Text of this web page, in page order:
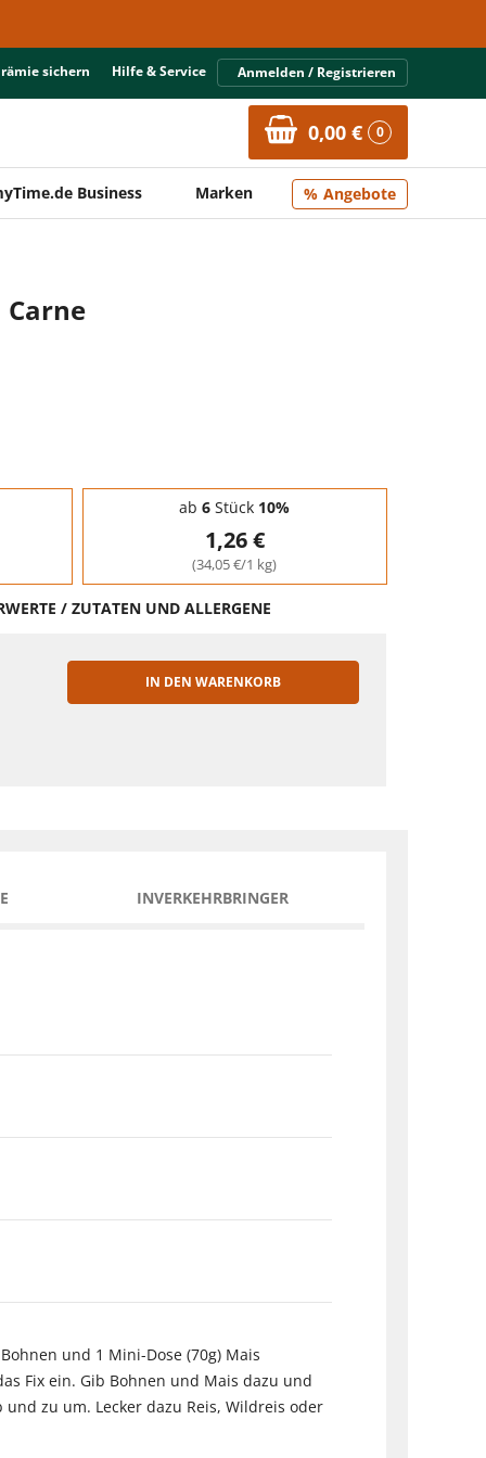
sichern Hilfe & Service Anmelden / Registrieren
0,00 € 0
Business Marken Angebote
Carne
ab 6 Stück 10%
1,26 €
(34,05 €/1 kg)
/ ZUTATEN UND ALLERGENE
IN DEN WARENKORB
INVERKEHRBRINGER
und 1 Mini-Dose (70g) Mais
Fix ein. Gib Bohnen und Mais dazu und
zu um. Lecker dazu Reis, Wildreis oder